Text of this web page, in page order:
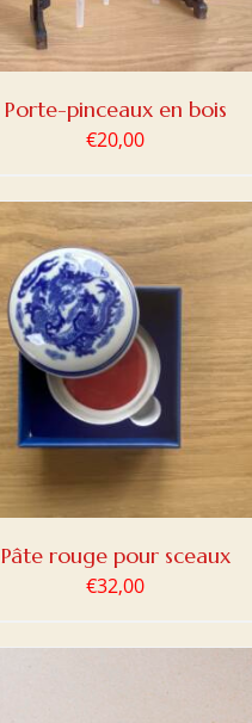
Porte-pinceaux en bois
€20,00
Pâte rouge pour sceaux
€32,00